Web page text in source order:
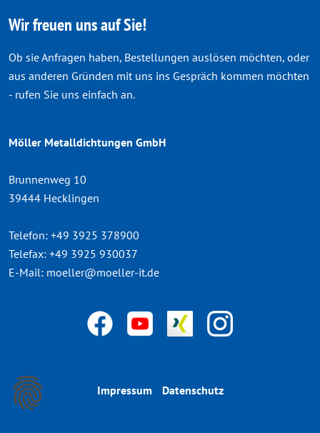
Wir freuen uns auf Sie!
Ob sie Anfragen haben, Bestellungen auslösen möchten, oder
aus anderen Gründen mit uns ins Gespräch kommen möchten
- rufen Sie uns einfach an.
Möller Metalldichtungen GmbH
Brunnenweg 10
39444 Hecklingen
Telefon: +49 3925 378900
Telefax: +49 3925 930037
E-Mail: moeller@moeller-it.de
Impressum Datenschutz